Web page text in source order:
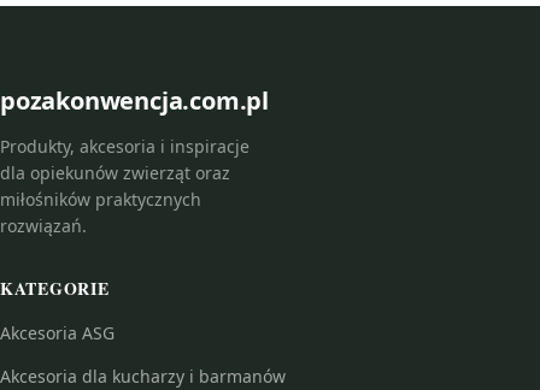
pozakonwencja.com.pl
Produkty, akcesoria i inspiracje
dla opiekunów zwierząt oraz
miłośników praktycznych
rozwiązań.
KATEGORIE
Akcesoria ASG
Akcesoria dla kucharzy i barmanów